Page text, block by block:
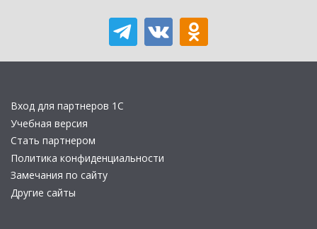
Вход для партнеров 1С
Учебная версия
Стать партнером
Политика конфиденциальности
Замечания по сайту
Другие сайты